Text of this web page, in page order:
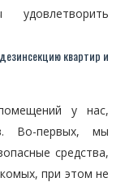
удовлетворить
квартир и
у нас,
Во-первых, мы
средства,
при этом не